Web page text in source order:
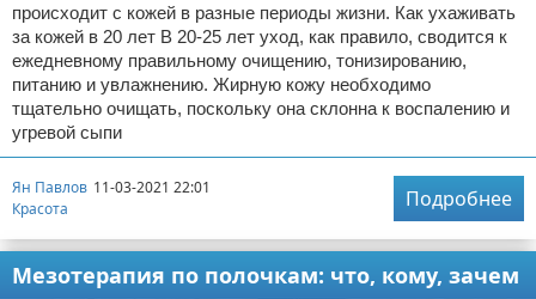
происходит с кожей в разные периоды жизни. Как ухаживать
за кожей в 20 лет В 20-25 лет уход, как правило, сводится к
ежедневному правильному очищению, тонизированию,
питанию и увлажнению. Жирную кожу необходимо
тщательно очищать, поскольку она склонна к воспалению и
угревой сыпи
Ян Павлов 11-03-2021 22:01
Красота
Подробнее
Мезотерапия по полочкам: что, кому, зачем